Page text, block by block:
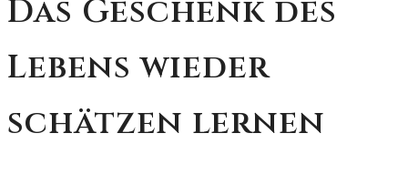
Das Geschenk des
Lebens wieder
schätzen lernen